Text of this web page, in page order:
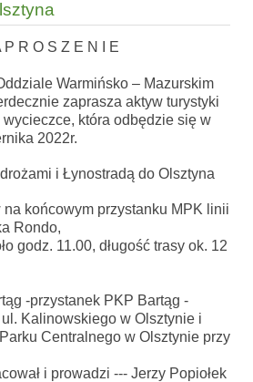
P R O S Z E N I E
Warmińsko – Mazurskim
zaprasza aktyw turystyki
wycieczce, która odbędzie się w
2022r.
i Łynostradą do Olsztyna
końcowym przystanku MPK linii
Rondo,
godz. 11.00, długość trasy ok. 12
-przystanek PKP Bartąg -
Kalinowskiego w Olsztynie i
Centralnego w Olsztynie przy
i prowadzi --- Jerzy Popiołek